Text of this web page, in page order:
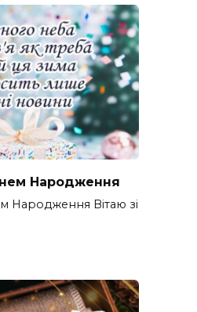
Народження
Народження Вітаю зі